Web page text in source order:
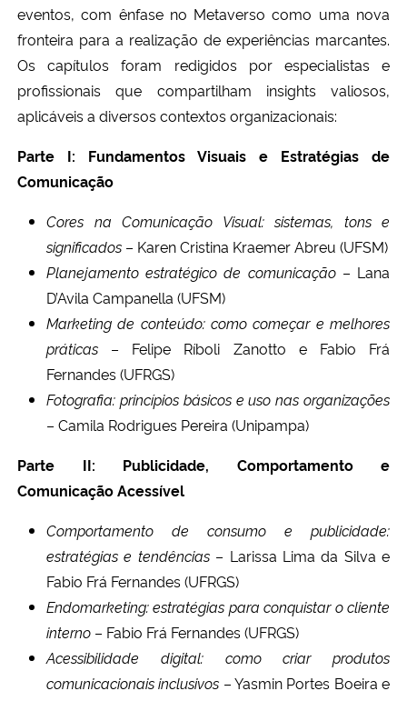
eventos, com ênfase no Metaverso como uma nova
fronteira para a realização de experiências marcantes.
Os capítulos foram redigidos por especialistas e
profissionais que compartilham insights valiosos,
aplicáveis a diversos contextos organizacionais:
Parte I: Fundamentos Visuais e Estratégias de
Comunicação
Cores na Comunicação Visual: sistemas, tons e
significados – Karen Cristina Kraemer Abreu (UFSM)
Planejamento estratégico de comunicação– Lana
D’Avila Campanella (UFSM)
Marketing de conteúdo: como começar e melhores
práticas – Felipe Ríboli Zanotto e Fabio Frá
Fernandes (UFRGS)
Fotografia: princípios básicos e uso nas organizações
– Camila Rodrigues Pereira (Unipampa)
Parte II: Publicidade, Comportamento e
Comunicação Acessível
Comportamento de consumo e publicidade:
estratégias e tendências– Larissa Lima da Silva e
Fabio Frá Fernandes (UFRGS)
Endomarketing: estratégias para conquistar o cliente
interno – Fabio Frá Fernandes (UFRGS)
Acessibilidade digital: como criar produtos
comunicacionais inclusivos – Yasmin Portes Boeira e